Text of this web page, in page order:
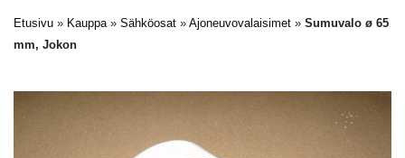
Etusivu » Kauppa» Sähköosat » Ajoneuvovalaisimet » Sumuvalo ø 65
mm, Jokon